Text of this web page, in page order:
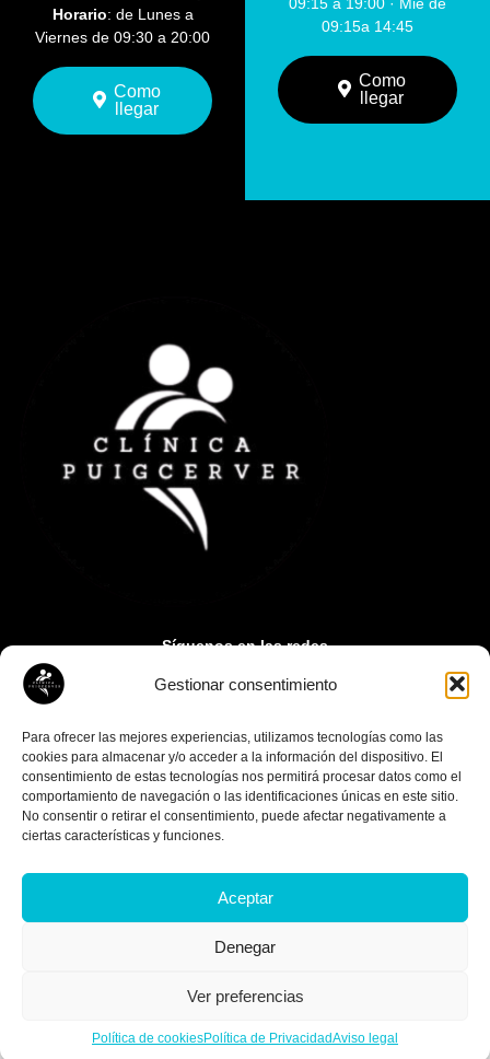
Gestionar consentimiento
Para ofrecer las mejores experiencias, utilizamos tecnologías como las
cookies para almacenar y/o acceder a la información del dispositivo. El
consentimiento de estas tecnologías nos permitirá procesar datos como el
comportamiento de navegación o las identificaciones únicas en este sitio.
No consentir o retirar el consentimiento, puede afectar negativamente a
ciertas características y funciones.
Aceptar
Denegar
Ver preferencias
Política de cookiesPolítica de PrivacidadAviso legal
Horario: de Lunes a
Viernes de 09:30 a 20:00
Como
llegar
09:15a 14:45
Como
llegar
Síguenos en las redes
© Copyright 2026 Clínica Puigcerver